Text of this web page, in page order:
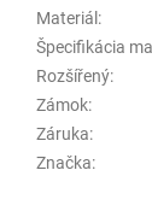
Materiál :
Špecifikácia
Rozšířený:
Zámok:
Záruka:
Značka: